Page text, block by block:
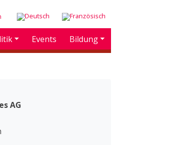
Events Bildung
AG